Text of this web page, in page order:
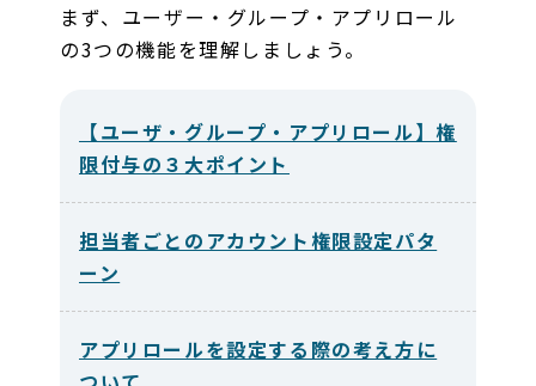
まず、ユーザー・グループ・アプリロール
の3つの機能を理解しましょう。
【ユーザ・グループ・アプリロール】権
限付与の３大ポイント
担当者ごとのアカウント権限設定パタ
ーン
アプリロールを設定する際の考え方に